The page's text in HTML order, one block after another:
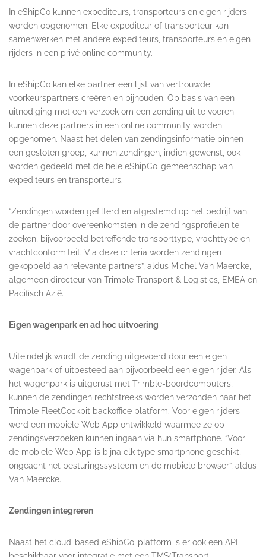
In eShipCo kunnen expediteurs, transporteurs en eigen rijders
worden opgenomen. Elke expediteur of transporteur kan
samenwerken met andere expediteurs, transporteurs en eigen
rijders in een privé online community.
In eShipCo kan elke partner een lijst van vertrouwde
voorkeurspartners creëren en bijhouden. Op basis van een
uitnodiging met een verzoek om een zending uit te voeren
kunnen deze partners in een online community worden
opgenomen. Naast het delen van zendingsinformatie binnen
een gesloten groep, kunnen zendingen, indien gewenst, ook
worden gedeeld met de hele eShipCo-gemeenschap van
expediteurs en transporteurs.
“Zendingen worden gefilterd en afgestemd op het bedrijf van
de partner door overeenkomsten in de zendingsprofielen te
zoeken, bijvoorbeeld betreffende transporttype, vrachttype en
vrachtconformiteit. Via deze criteria worden zendingen
gekoppeld aan relevante partners”, aldus Michel Van Maercke,
algemeen directeur van Trimble Transport & Logistics, EMEA en
Pacifisch Azië.
Eigen wagenpark en ad hoc uitvoering
Uiteindelijk wordt de zending uitgevoerd door een eigen
wagenpark of uitbesteed aan bijvoorbeeld een eigen rijder. Als
het wagenpark is uitgerust met Trimble-boordcomputers,
kunnen de zendingen rechtstreeks worden verzonden naar het
Trimble FleetCockpit backoffice platform. Voor eigen rijders
werd een mobiele Web App ontwikkeld waarmee ze op
zendingsverzoeken kunnen ingaan via hun smartphone. “Voor
de mobiele Web App is bijna elk type smartphone geschikt,
ongeacht het besturingssysteem en de mobiele browser”, aldus
Van Maercke.
Zendingen integreren
Naast het cloud-based eShipCo-platform is er ook een API